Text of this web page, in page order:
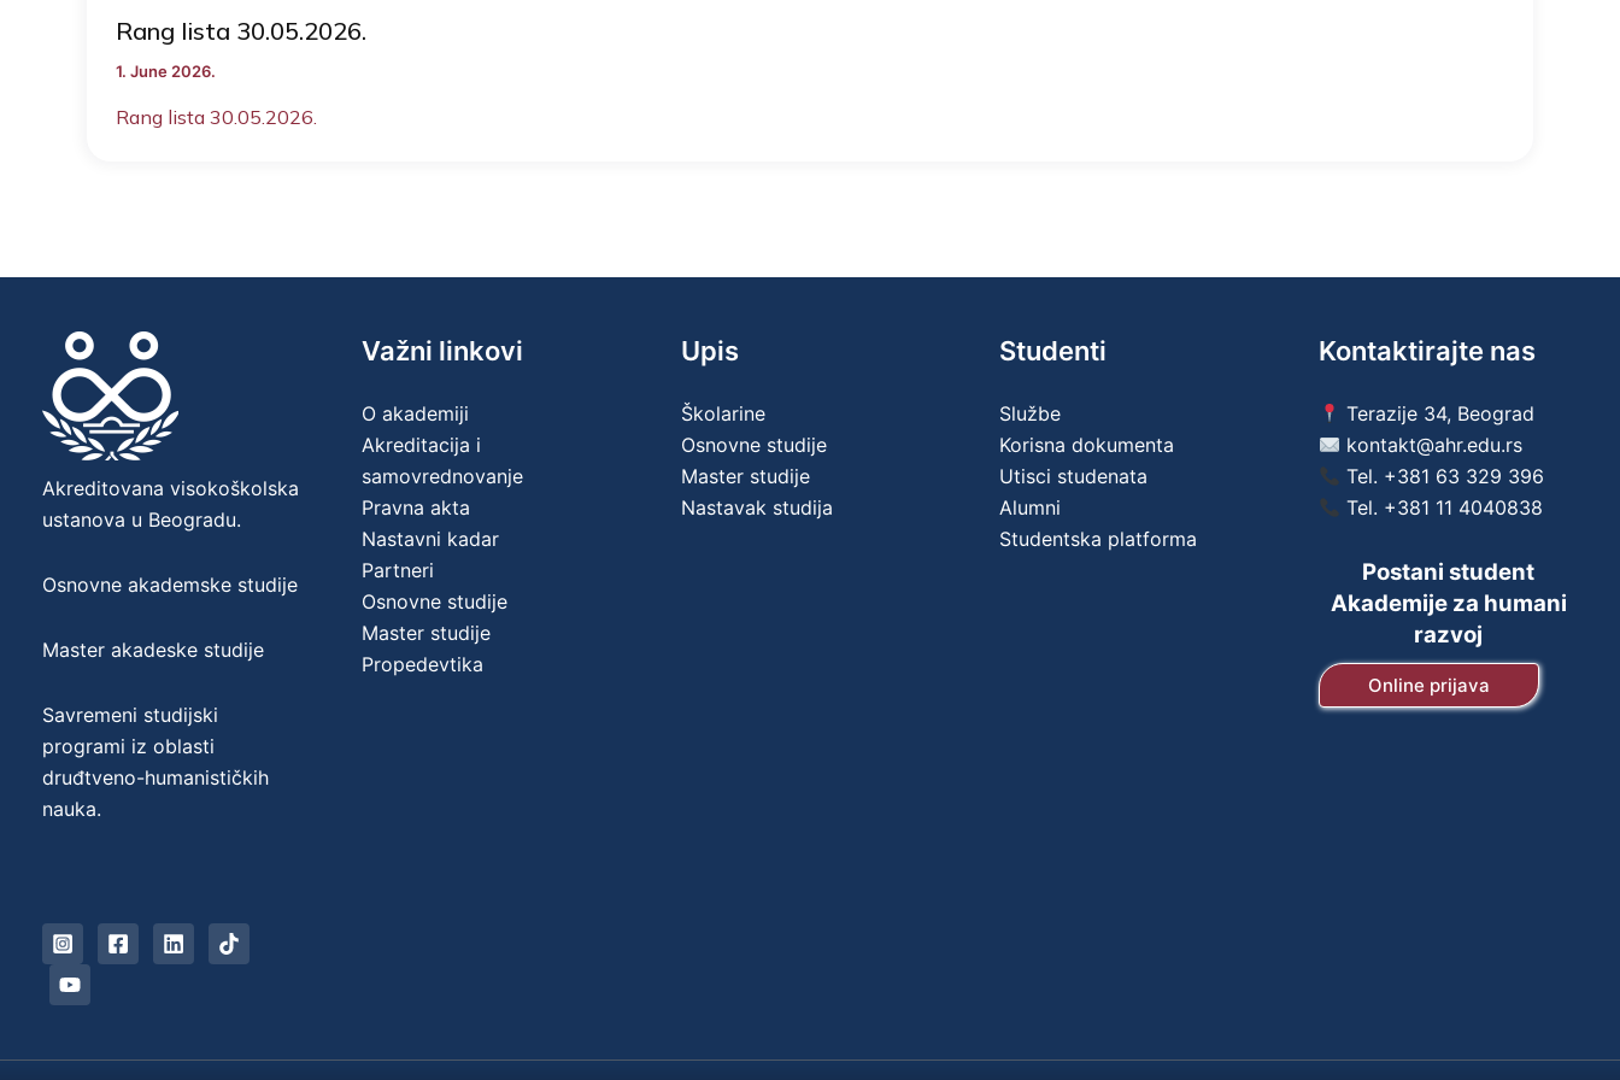
Rang lista 30.05.2026.
1. June 2026.
Rang lista 30.05.2026.
Akreditovana visokoškolska
ustanova u Beogradu.
Osnovne akademske studije
Master akadeske studije
Savremeni studijski
programi iz oblasti
druđtveno-humanističkih
nauka.
Važni linkovi
O akademiji
Akreditacija i
samovrednovanje
Pravna akta
Nastavni kadar
Partneri
Osnovne studije
Master studije
Propedevtika
Upis
Školarine
Osnovne studije
Master studije
Nastavak studija
Studenti
Službe
Korisna dokumenta
Utisci studenata
Alumni
Studentska platforma
Kontaktirajte nas
Terazije 34, Beograd
kontakt@ahr.edu.rs
Tel. +381 63 329 396
Tel. +381 11 4040838
Postani student
Akademije za humani
razvoj
Online prijava